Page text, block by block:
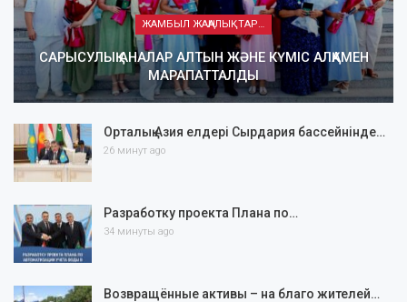
ЖАМБЫЛ ЖАҢАЛЫҚТАРЫ
САРЫСУЛЫҚ АНАЛАР АЛТЫН ЖӘНЕ КҮМІС АЛҚАМЕН
МАРАПАТТАЛДЫ
Орталық Азия елдері Сырдария бассейнінде…
26 минут ago
Разработку проекта Плана по…
34 минуты ago
Возвращённые активы – на благо жителей…